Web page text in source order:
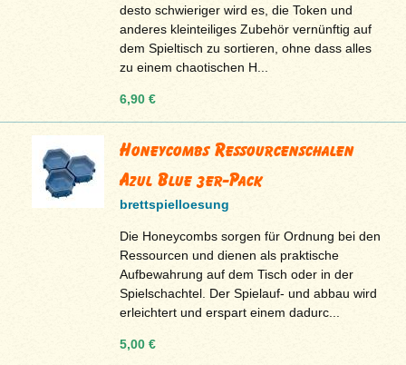
desto schwieriger wird es, die Token und
anderes kleinteiliges Zubehör vernünftig auf
dem Spieltisch zu sortieren, ohne dass alles
zu einem chaotischen H...
6,90 €
Honeycombs Ressourcenschalen
Azul Blue 3er-Pack
brettspielloesung
Die Honeycombs sorgen für Ordnung bei den
Ressourcen und dienen als praktische
Aufbewahrung auf dem Tisch oder in der
Spielschachtel. Der Spielauf- und abbau wird
erleichtert und erspart einem dadurc...
5,00 €